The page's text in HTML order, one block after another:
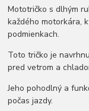
Mototričko s dlhým
každého motorkára,
podmienkach.
Toto tričko je
pred vetrom a
Jeho pohodlný a
počas jazdy.